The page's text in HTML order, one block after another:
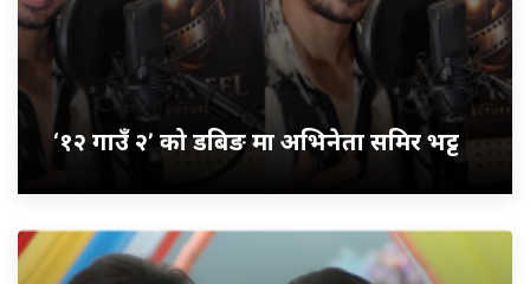
‘१२ गाउँ २’ को डबिङ मा अभिनेता समिर भट्ट